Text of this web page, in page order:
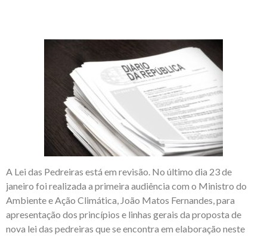
A Lei das Pedreiras está em revisão. No último dia 23 de
janeiro foi realizada a primeira audiência com o Ministro do
Ambiente e Ação Climática, João Matos Fernandes, para
apresentação dos princípios e linhas gerais da proposta de
nova lei das pedreiras que se encontra em elaboração neste